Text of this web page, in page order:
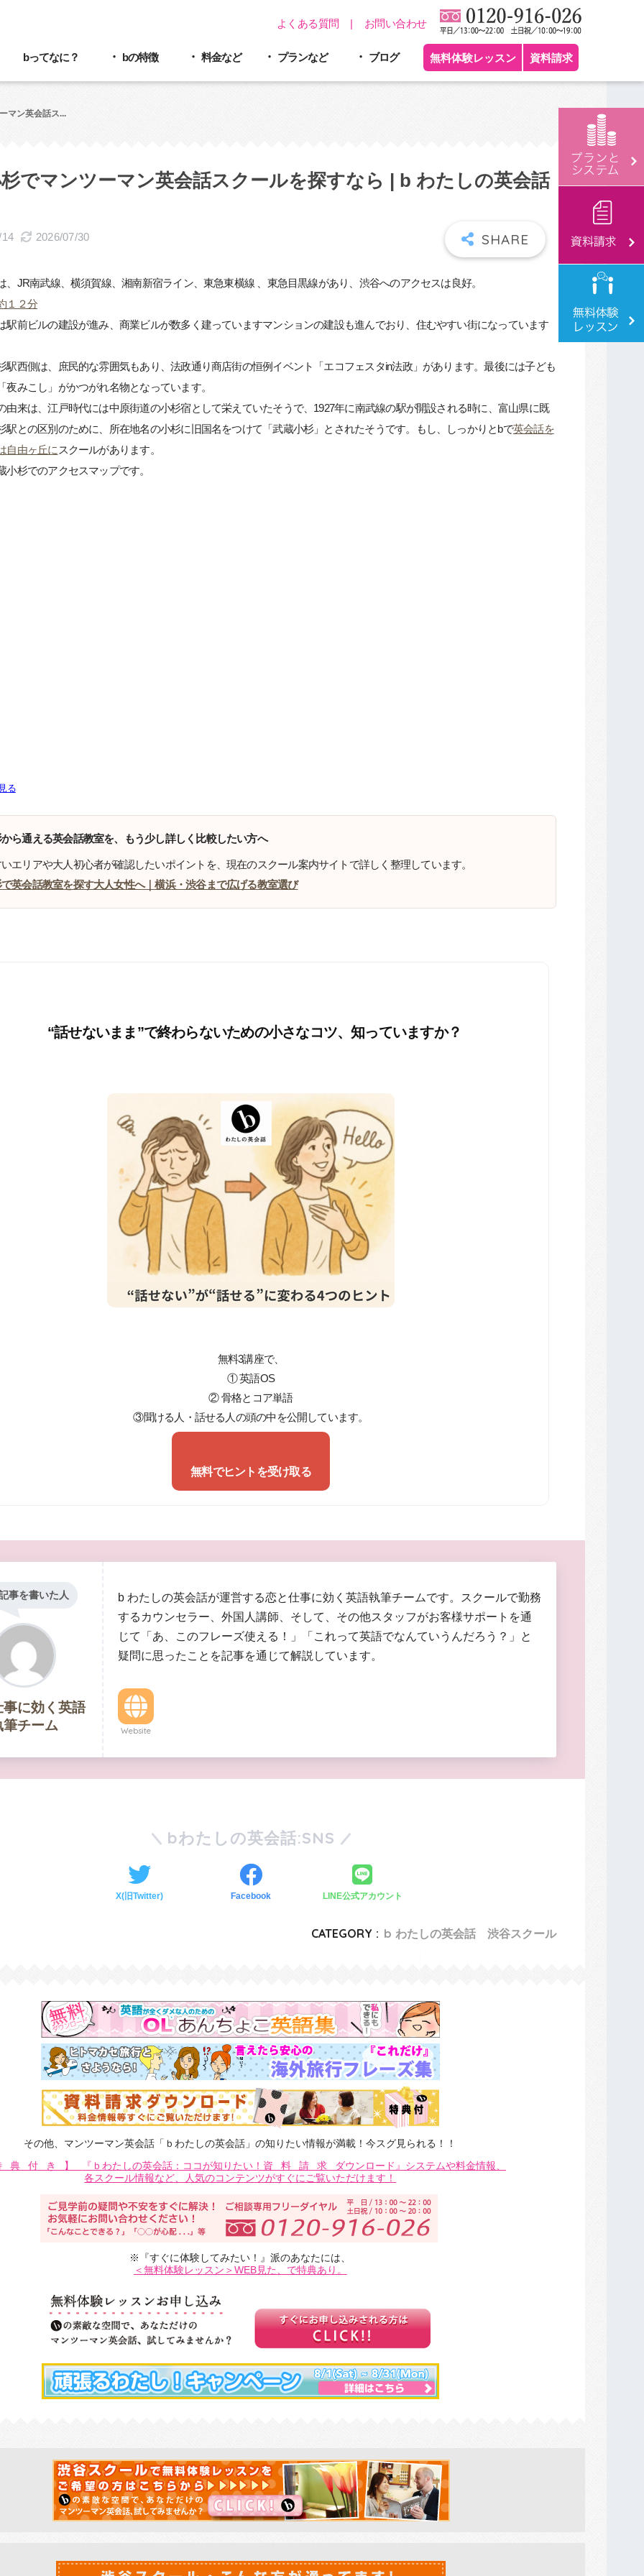
お問い合わせ
よくある質問
bってなに？ bの特徴 料金など プランなど ブログ 無料体験レッスン 資料請求
マン英会話ス...
でマンツーマン英会話スクールを探すなら | b わたしの英会話
2026/07/30
、JR南武線、横須賀線、湘南新宿ライン、東急東横線 、東急目黒線があり、渋谷へのアクセスは良好。
１２分
駅前ビルの建設が進み、商業ビルが数多く建っていますマンションの建設も進んでおり、住むやすい街になっています
駅西側は、庶民的な雰囲気もあり、法政通り商店街の恒例イベント「エコフェスタin法政」があります。最後には子ども
夜みこし」がかつがれ名物となっています。
由来は、江戸時代には中原街道の小杉宿として栄えていたそうで、1927年に南武線の駅が開設される時に、富山県に既
駅との区別のために、所在地名の小杉に旧国名をつけて「武蔵小杉」とされたそうです。もし、しっかりとbで英会話を
自由ヶ丘にスクールがあります。
小杉でのアクセスマップです。
る
ら通える英会話教室を、もう少し詳しく比較したい方へ
エリアや大人初心者が確認したいポイントを、現在のスクール案内サイトで詳しく整理しています。
英会話教室を探す大人女性へ｜横浜・渋谷まで広げる教室選び
“話せないまま”で終わらないための小さなコツ、知っていますか？
無料3講座で、
① 英語OS
② 骨格とコア単語
③聞ける人・話せる人の頭の中を公開しています。
無料でヒントを受け取る
事を書いた人
に効く英語
筆チーム
b わたしの英会話が運営する恋と仕事に効く英語執筆チームです。スクールで勤務
するカウンセラー、外国人講師、そして、その他スタッフがお客様サポートを通
じて「あ、このフレーズ使える！」「これって英語でなんていうんだろう？」と
疑問に思ったことを記事を通じて解説しています。
Website
bわたしの英会話:SNS
X(旧Twitter) Facebook LINE公式アカウント
CATEGORY : b わたしの英会話 渋谷スクール
その他、マンツーマン英会話「ｂわたしの英会話」の知りたい情報が満載！今スグ見られる！！
典付き】 『ｂわたしの英会話：ココが知りたい！ 資料請求
ダウンロード』システムや料金情報、
各スクール情報など、人気のコンテンツがすぐにご覧いただけます！
※『すぐに体験してみたい！』派のあなたには、
＜無料体験レッスン＞WEB見た、で特典あり。